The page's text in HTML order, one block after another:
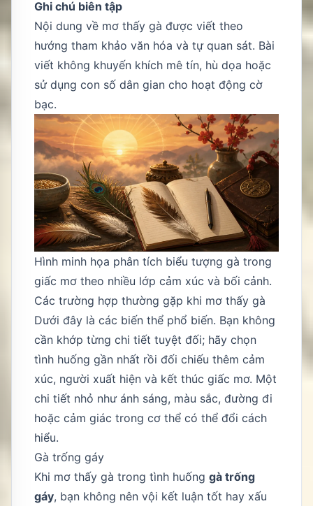
Ghi chú biên tập
Nội dung về mơ thấy gà được viết theo
hướng tham khảo văn hóa và tự quan sát. Bài
viết không khuyến khích mê tín, hù dọa hoặc
sử dụng con số dân gian cho hoạt động cờ
bạc.
Hình minh họa phân tích biểu tượng gà trong
giấc mơ theo nhiều lớp cảm xúc và bối cảnh.
Các trường hợp thường gặp khi mơ thấy gà
Dưới đây là các biến thể phổ biến. Bạn không
cần khớp từng chi tiết tuyệt đối; hãy chọn
tình huống gần nhất rồi đối chiếu thêm cảm
xúc, người xuất hiện và kết thúc giấc mơ. Một
chi tiết nhỏ như ánh sáng, màu sắc, đường đi
hoặc cảm giác trong cơ thể có thể đổi cách
hiểu.
Gà trống gáy
Khi mơ thấy gà trong tình huống gà trống
gáy, bạn không nên vội kết luận tốt hay xấu